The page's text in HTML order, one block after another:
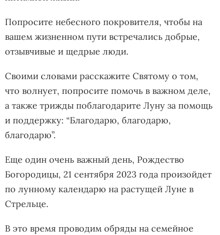
Попросите небесного покровителя, чтобы на
вашем жизненном пути встречались добрые,
отзывчивые и щедрые люди.
Своими словами расскажите Святому о том,
что волнует, попросите помочь в важном деле,
а также трижды поблагодарите Луну за помощь
и поддержку: “Благодарю, благодарю,
благодарю”.
Еще один очень важный день, Рождество
Богородицы, 21 сентября 2023 года произойдет
по лунному календарю на растущей Луне в
Стрельце.
В это время проводим обряды на семейное